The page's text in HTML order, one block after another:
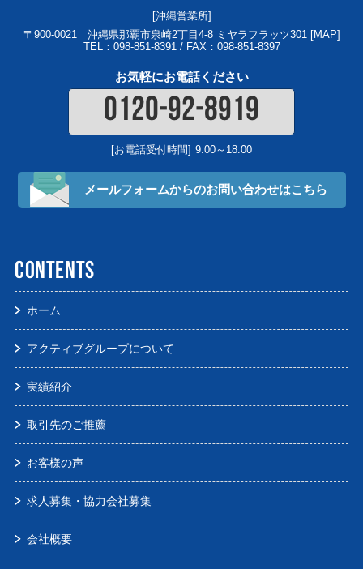
[沖縄営業所]
〒900-0021 沖縄県那覇市泉崎2丁目4-8 ミヤラフラッツ301 [MAP]
TEL：098-851-8391 / FAX：098-851-8397
お気軽にお電話ください
0120-92-8919
[お電話受付時間] 9:00～18:00
メールフォームからのお問い合わせはこちら
CONTENTS
ホーム
アクティブグループについて
実績紹介
取引先のご推薦
お客様の声
求人募集・協力会社募集
会社概要